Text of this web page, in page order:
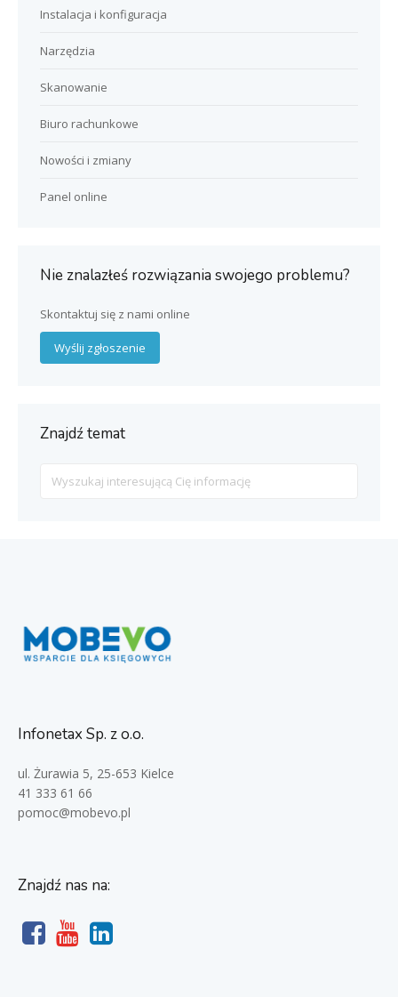
Instalacja i konfiguracja
Narzędzia
Skanowanie
Biuro rachunkowe
Nowości i zmiany
Panel online
Nie znalazłeś rozwiązania swojego problemu?
Skontaktuj się z nami online
Wyślij zgłoszenie
Znajdź temat
For
Infonetax Sp. z o.o.
ul. Żurawia 5, 25-653 Kielce
41 333 61 66
pomoc@mobevo.pl
Znajdź nas na: